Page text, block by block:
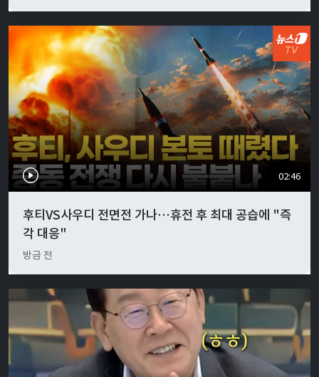
02:46
후티VS사우디 전면전 가나…휴전 후 최대 공습에 "즉
각 대응"
방금 전